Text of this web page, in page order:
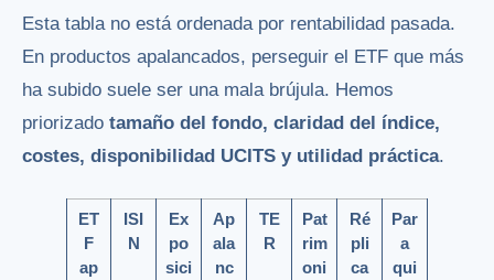
Esta tabla no está ordenada por rentabilidad pasada.
En productos apalancados, perseguir el ETF que más
ha subido suele ser una mala brújula. Hemos
priorizado tamaño del fondo, claridad del índice,
costes, disponibilidad UCITS y utilidad práctica.
ET
F
ap
ISI
N
Ex
po
sici
Ap
ala
nc
TE
R
Pat
rim
oni
Ré
pli
ca
Par
a
qui